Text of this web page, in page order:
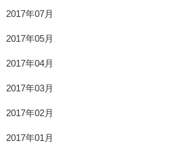
2017年07月
2017年05月
2017年04月
2017年03月
2017年02月
2017年01月